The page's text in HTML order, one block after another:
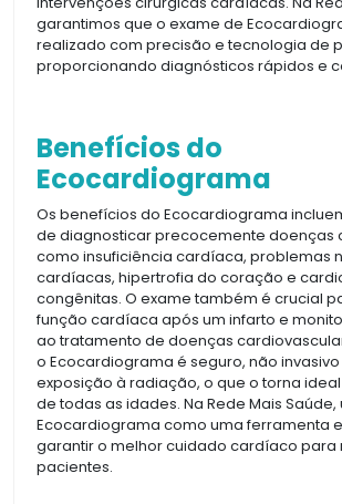
garantimos que o exame de
realizado com precisão e tecnologia de
proporcionando diagnósticos rápidos e
Benefícios do
Ecocardiograma
Os benefícios do Ecocardiograma
de diagnosticar precocemente doenças
como insuficiência cardíaca, problemas
cardíacas, hipertrofia do coração e
congênitas. O exame também é crucial
função cardíaca após um infarto e
ao tratamento de doenças
o Ecocardiograma é seguro, não
exposição à radiação, o que o torna
de todas as idades. Na Rede Mais Saúde,
Ecocardiograma como uma ferramenta
garantir o melhor cuidado cardíaco para
pacientes.